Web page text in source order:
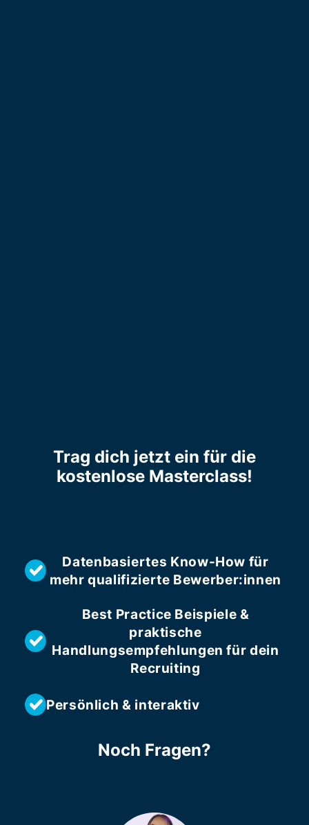
Trag dich jetzt ein für die
kostenlose Masterclass!
Datenbasiertes Know-How für
mehr qualifizierte Bewerber:innen
Best Practice Beispiele &
praktische
Handlungsempfehlungenfür dein
Recruiting
Persönlich & interaktiv
Noch Fragen?